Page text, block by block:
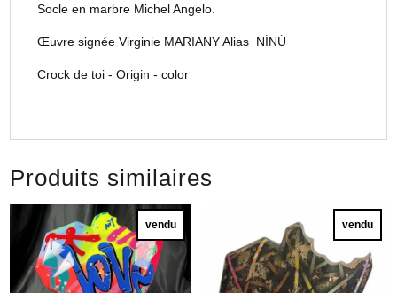
Socle en marbre Michel Angelo.
Œuvre signée Virginie MARIANY Alias NÍNÚ
Crock de toi - Origin - color
Produits similaires
vendu vendu